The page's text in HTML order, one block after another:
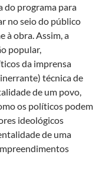
do programa para
no seio do público
à obra. Assim, a
popular,
da imprensa
técnica de
de um povo,
os políticos podem
ideológicos
de uma